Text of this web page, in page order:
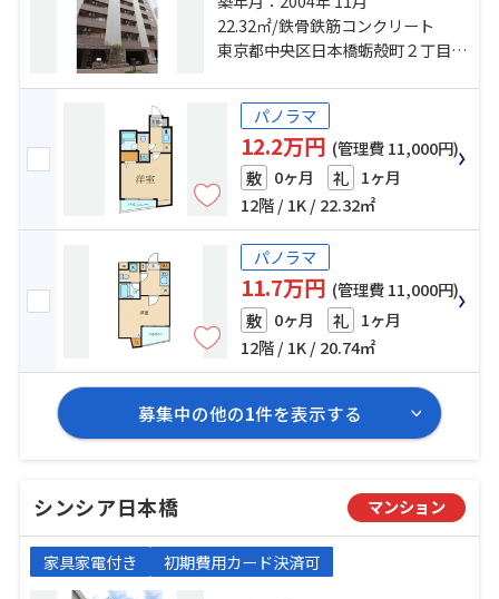
宿線「浜町」駅 徒歩7分
22.32㎡/鉄骨鉄筋コンクリート
東京都中央区日本橋蛎殻町２丁目12-2
パノラマ
12.2万円 (管理費 11,000円)
敷 0ヶ月 礼 1ヶ月
12階 / 1K / 22.32㎡
パノラマ
11.7万円 (管理費 11,000円)
敷 0ヶ月 礼 1ヶ月
12階 / 1K / 20.74㎡
募集中の他の1件を表示する
シンシア日本橋 マンション
家具家電付き 初期費用カード決済可